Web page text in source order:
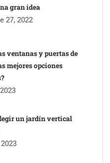
gran idea
27, 2022
ventanas y puertas de
mejores opciones
un jardín vertical